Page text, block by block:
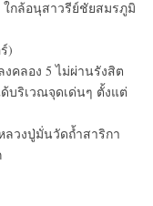
กล้อนุสาวรีย์ชัยสมรภูมิ
)
คลอง 5 ไม่ผ่านรังสิต
บริเวณจุดเด่นๆ ตั้งแต่
ลวงปู่มั่นวัดถ้ำสาริกา